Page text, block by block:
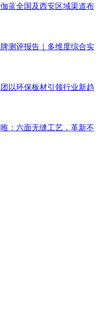
蓝全国及西安区域渠道布
测评报告｜多维度综合实
以环保板材引领行业新趋
：六面无缝工艺，革新不